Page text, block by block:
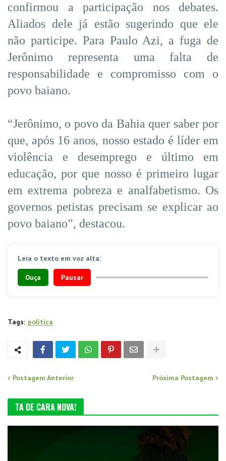
confirmou a participação nos debates.
Aliados dele já estão sugerindo que ele
não participe. Para Paulo Azi, a fuga de
Jerônimo representa uma falta de
responsabilidade e compromisso com o
povo baiano.
“Jerônimo, o povo da Bahia quer saber por
que, após 16 anos, nosso estado é líder em
violência e desemprego e último em
educação, por que nosso é primeiro lugar
em extrema pobreza e analfabetismo. Os
governos petistas precisam se explicar ao
povo baiano”, destacou.
Leia o texto em voz alta:
Ouça Pausar
Tags: politica
Postagem Anterior Próxima Postagem
TA DE CARA NOVA!